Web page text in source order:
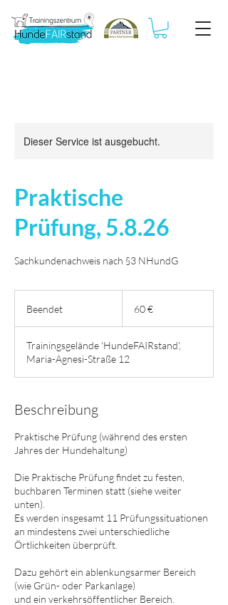
Dieser Service ist ausgebucht.
Praktische
Prüfung, 5.8.26
Sachkundenachweis nach §3 NHundG
Beendet
n
d
e
60 €
Trainingsgelände 'HundeFAIRstand',
Maria-Agnesi-Straße 12
Beschreibung
Praktische Prüfung (während des ersten
Jahres der Hundehaltung)
Die Praktische Prüfung findet zu festen,
buchbaren Terminen statt (siehe weiter
unten).
Es werden insgesamt 11 Prüfungssituationen
an mindestens zwei unterschiedliche
Örtlichkeiten überprüft.
Dazu gehört ein ablenkungsarmer Bereich
(wie Grün- oder Parkanlage)
und ein verkehrsöffentlicher Bereich.